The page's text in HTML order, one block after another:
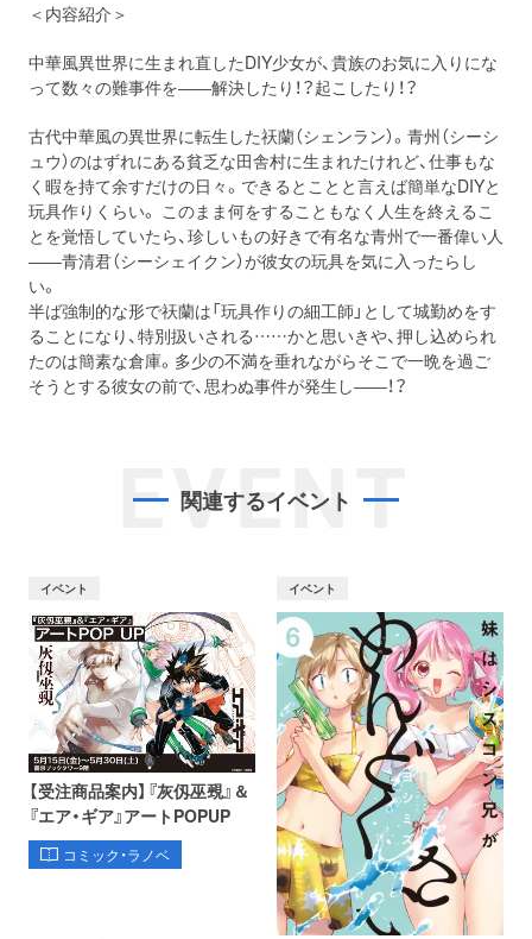
＜内容紹介＞
中華風異世界に生まれ直したDIY少女が、貴族のお気に入りにな
って数々の難事件を――解決したり！？起こしたり！？
古代中華風の異世界に転生した祆蘭（シェンラン）。青州（シーシ
ュウ）のはずれにある貧乏な田舎村に生まれたけれど、仕事もな
く暇を持て余すだけの日々。できるとことと言えば簡単なDIYと
玩具作りくらい。 このまま何をすることもなく人生を終えるこ
とを覚悟していたら、珍しいもの好きで有名な青州で一番偉い人
――青清君（シーシェイクン）が彼女の玩具を気に入ったらし
い。
半ば強制的な形で祆蘭は「玩具作りの細工師」として城勤めをす
ることになり、特別扱いされる……かと思いきや、押し込められ
たのは簡素な倉庫。多少の不満を垂れながらそこで一晩を過ご
そうとする彼女の前で、思わぬ事件が発生し――！？
EVENT
関連するイベント
イベント
【受注商品案内】『灰仭巫覡』＆
『エア・ギア』アートPOPUP
コミック・ラノベ
イベント